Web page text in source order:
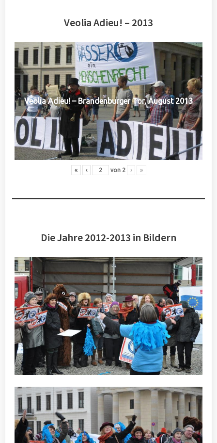
Veolia Adieu! – 2013
Veolia Adieu! – Brandenburger Tor, August 2013
« ‹ von 2 › »
Die Jahre 2012-2013 in Bildern